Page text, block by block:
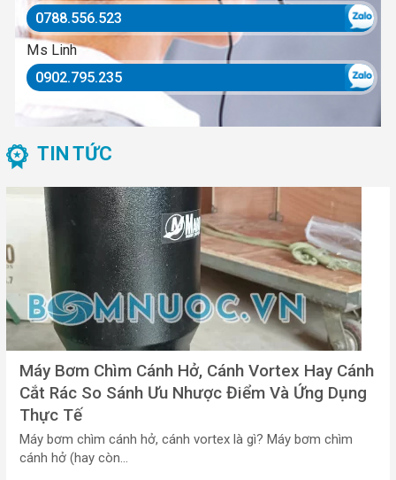
0788.556.523
Ms Linh
0902.795.235
TIN TỨC
Máy Bơm Chìm Cánh Hở, Cánh Vortex Hay Cánh
Cắt Rác So Sánh Ưu Nhược Điểm Và Ứng Dụng
Thực Tế
Máy bơm chìm cánh hở, cánh vortex là gì? Máy bơm chìm
cánh hở (hay còn...